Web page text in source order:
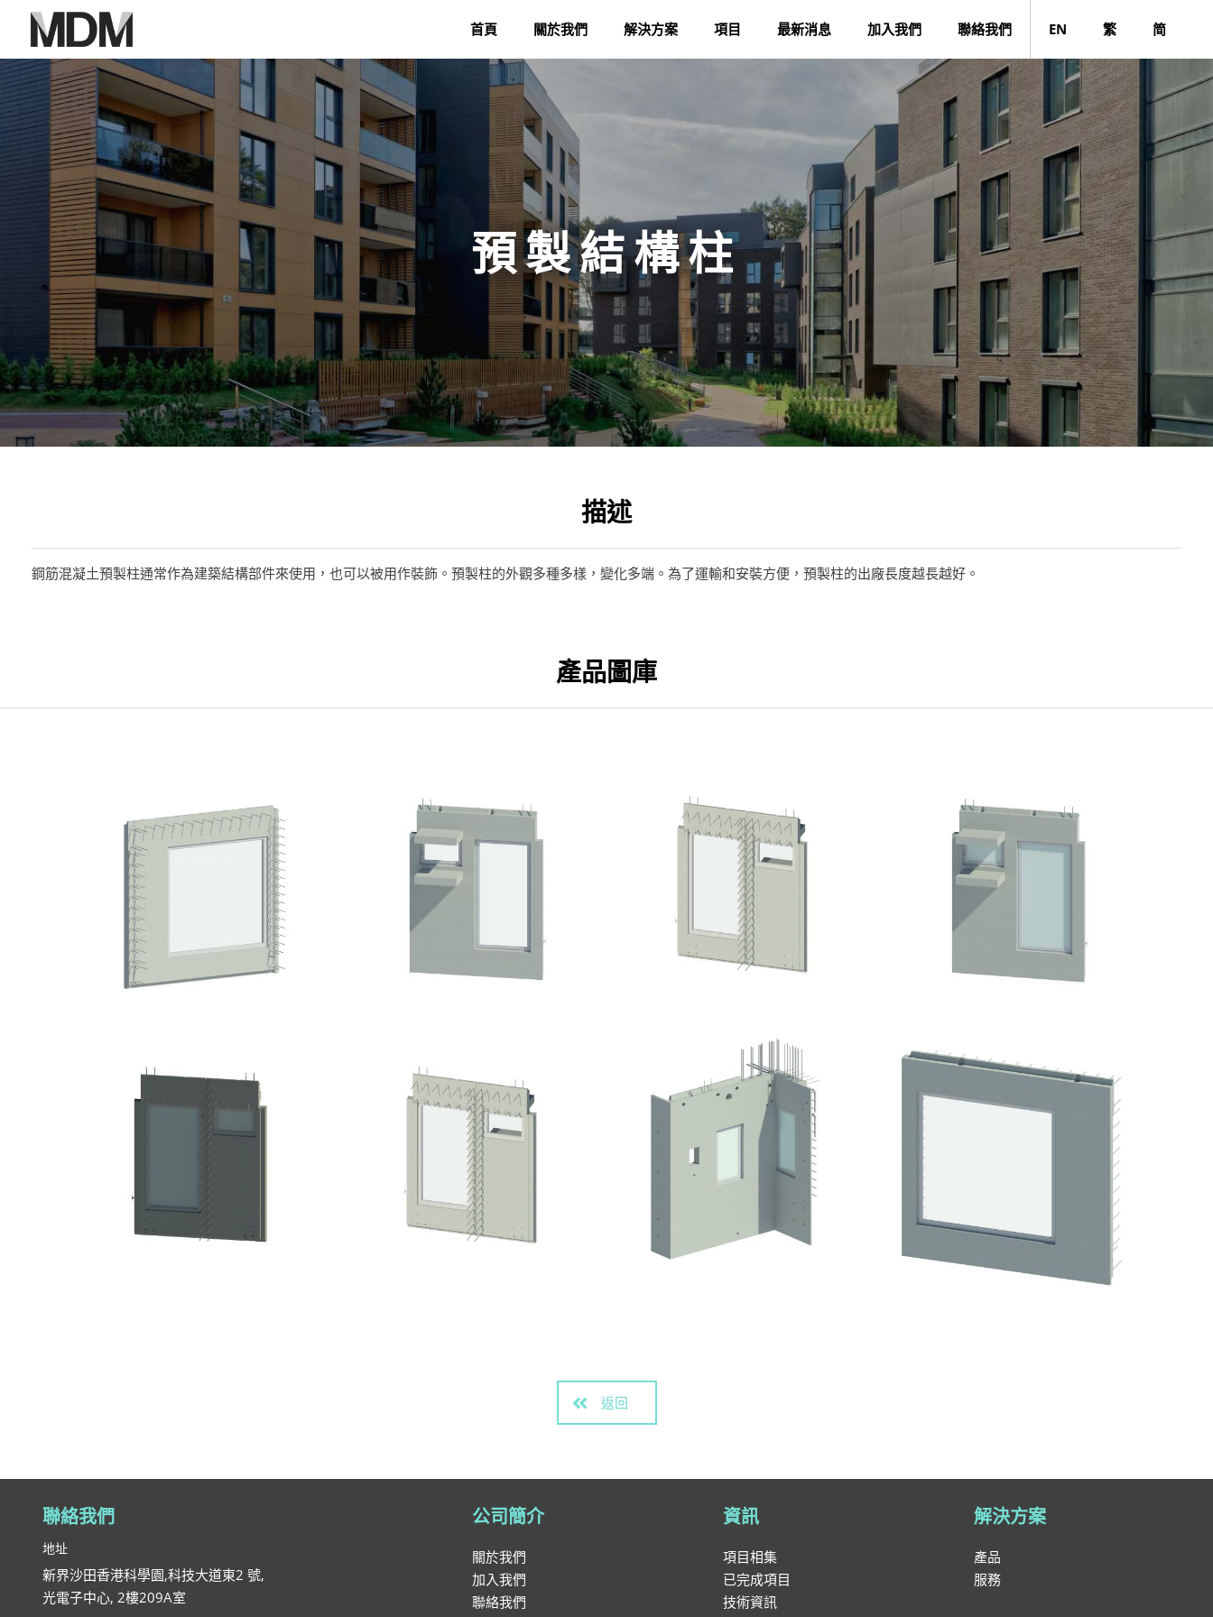
首頁 關於我們 解決方案 項目 最新消息 加入我們 聯絡我們 EN 繁 简
預製結構柱
描述
鋼筋混凝土預製柱通常作為建築結構部件來使用，也可以被用作裝飾。預製柱的外觀多種多樣，變化多端。為了運輸和安裝方便，預製柱的出廠長度越長越好。
產品圖庫
返回
聯絡我們
地址
新界沙田香港科學園,科技大道東2 號,
光電子中心, 2樓209A室
公司簡介
關於我們
加入我們
聯絡我們
資訊
項目相集
已完成項目
技術資訊
解決方案
產品
服務